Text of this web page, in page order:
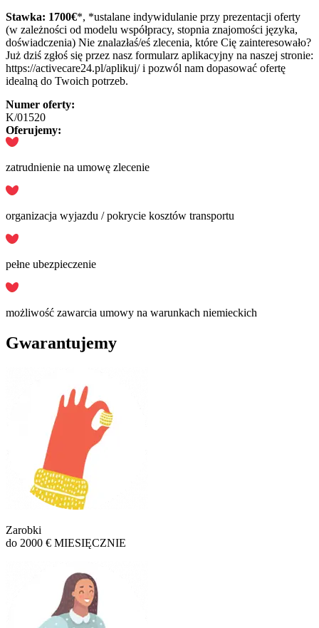
Stawka: 1700€*, *ustalane indywidulanie przy prezentacji oferty
(w zależności od modelu współpracy, stopnia znajomości języka,
doświadczenia) Nie znalazłaś/eś zlecenia, które Cię zainteresowało?
Już dziś zgłoś się przez nasz formularz aplikacyjny na naszej stronie:
https://activecare24.pl/aplikuj/ i pozwól nam dopasować ofertę
idealną do Twoich potrzeb.
Numer oferty:
K/01520
Oferujemy:
zatrudnienie na umowę zlecenie
organizacja wyjazdu / pokrycie kosztów transportu
pełne ubezpieczenie
możliwość zawarcia umowy na warunkach niemieckich
Gwarantujemy
Zarobki
do 2000 € MIESIĘCZNIE